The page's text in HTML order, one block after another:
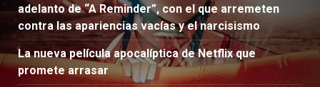
adelanto de “A Reminder”, con el que arremeten
contra las apariencias vacías y el narcisismo
La nueva película apocalíptica de Netflix que
promete arrasar